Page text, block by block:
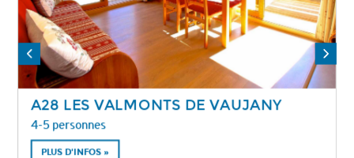
A28 LES VALMONTS DE VAUJANY
4-5 personnes
PLUS D'INFOS »